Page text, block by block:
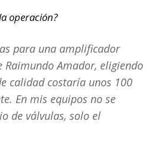
operación?
para una amplificador
Raimundo Amador, eligiendo
calidad costaría unos 100
En mis equipos no se
de válvulas, solo el